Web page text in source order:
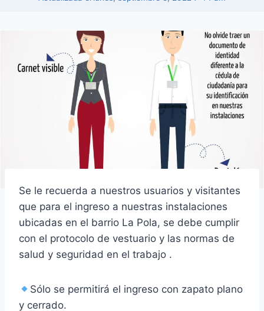
Se le recuerda a nuestros usuarios y visitantes
que para el ingreso a nuestras instalaciones
ubicadas en el barrio La Pola, se debe cumplir
con el protocolo de vestuario y las normas de
salud y seguridad en el trabajo .
Sólo se permitirá el ingreso con zapato plano
y cerrado.